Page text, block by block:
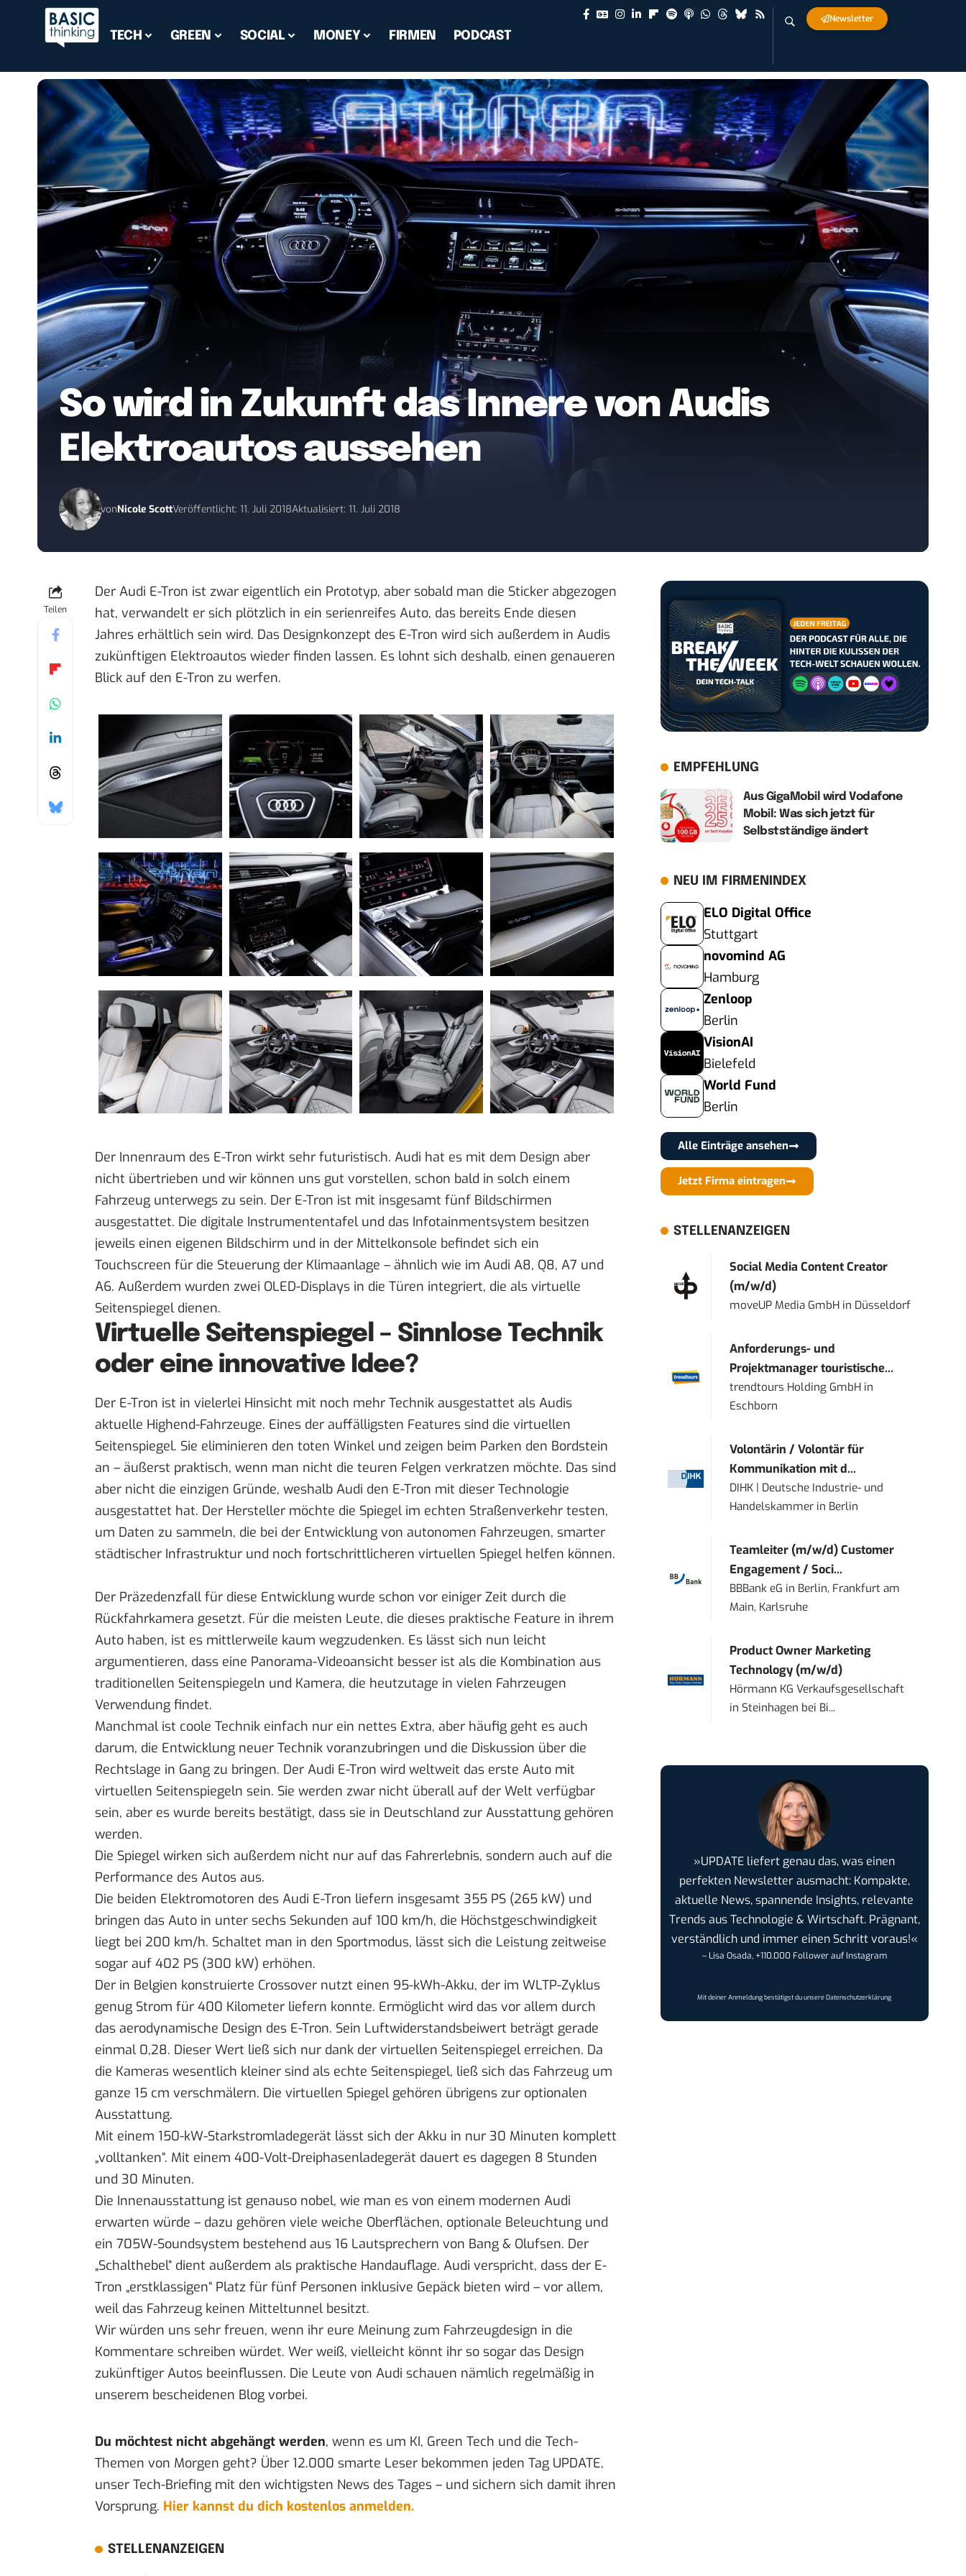
TECH GREEN SOCIAL MONEY FIRMEN PODCAST
Newsletter
So wird in Zukunft das Innere von Audis
Elektroautos aussehen
vonNicole ScottVeröffentlicht: 11. Juli 2018Aktualisiert: 11. Juli 2018
Teilen
Der Audi E-Tron ist zwar eigentlich ein Prototyp, aber sobald man die Sticker abgezogen
hat, verwandelt er sich plötzlich in ein serienreifes Auto, das bereits Ende diesen
Jahres erhältlich sein wird. Das Designkonzept des E-Tron wird sich außerdem in Audis
zukünftigen Elektroautos wieder finden lassen. Es lohnt sich deshalb, einen genaueren
Blick auf den E-Tron zu werfen.
Der Innenraum des E-Tron wirkt sehr futuristisch. Audi hat es mit dem Design aber
nicht übertrieben und wir können uns gut vorstellen, schon bald in solch einem
Fahrzeug unterwegs zu sein. Der E-Tron ist mit insgesamt fünf Bildschirmen
ausgestattet. Die digitale Instrumententafel und das Infotainmentsystem besitzen
jeweils einen eigenen Bildschirm und in der Mittelkonsole befindet sich ein
Touchscreen für die Steuerung der Klimaanlage – ähnlich wie im Audi A8, Q8, A7 und
A6. Außerdem wurden zwei OLED-Displays in die Türen integriert, die als virtuelle
Seitenspiegel dienen.
Virtuelle Seitenspiegel – Sinnlose Technik
oder eine innovative Idee?
Der E-Tron ist in vielerlei Hinsicht mit noch mehr Technik ausgestattet als Audis
aktuelle Highend-Fahrzeuge. Eines der auffälligsten Features sind die virtuellen
Seitenspiegel. Sie eliminieren den toten Winkel und zeigen beim Parken den Bordstein
an – äußerst praktisch, wenn man nicht die teuren Felgen verkratzen möchte. Das sind
aber nicht die einzigen Gründe, weshalb Audi den E-Tron mit dieser Technologie
ausgestattet hat. Der Hersteller möchte die Spiegel im echten Straßenverkehr testen,
um Daten zu sammeln, die bei der Entwicklung von autonomen Fahrzeugen, smarter
städtischer Infrastruktur und noch fortschrittlicheren virtuellen Spiegel helfen können.
Der Präzedenzfall für diese Entwicklung wurde schon vor einiger Zeit durch die
Rückfahrkamera gesetzt. Für die meisten Leute, die dieses praktische Feature in ihrem
Auto haben, ist es mittlerweile kaum wegzudenken. Es lässt sich nun leicht
argumentieren, dass eine Panorama-Videoansicht besser ist als die Kombination aus
traditionellen Seitenspiegeln und Kamera, die heutzutage in vielen Fahrzeugen
Verwendung findet.
Manchmal ist coole Technik einfach nur ein nettes Extra, aber häufig geht es auch
darum, die Entwicklung neuer Technik voranzubringen und die Diskussion über die
Rechtslage in Gang zu bringen. Der Audi E-Tron wird weltweit das erste Auto mit
virtuellen Seitenspiegeln sein. Sie werden zwar nicht überall auf der Welt verfügbar
sein, aber es wurde bereits bestätigt, dass sie in Deutschland zur Ausstattung gehören
werden.
Die Spiegel wirken sich außerdem nicht nur auf das Fahrerlebnis, sondern auch auf die
Performance des Autos aus.
Die beiden Elektromotoren des Audi E-Tron liefern insgesamt 355 PS (265 kW) und
bringen das Auto in unter sechs Sekunden auf 100 km/h, die Höchstgeschwindigkeit
liegt bei 200 km/h. Schaltet man in den Sportmodus, lässt sich die Leistung zeitweise
sogar auf 402 PS (300 kW) erhöhen.
Der in Belgien konstruierte Crossover nutzt einen 95-kWh-Akku, der im WLTP-Zyklus
genug Strom für 400 Kilometer liefern konnte. Ermöglicht wird das vor allem durch
das aerodynamische Design des E-Tron. Sein Luftwiderstandsbeiwert beträgt gerade
einmal 0,28. Dieser Wert ließ sich nur dank der virtuellen Seitenspiegel erreichen. Da
die Kameras wesentlich kleiner sind als echte Seitenspiegel, ließ sich das Fahrzeug um
ganze 15 cm verschmälern. Die virtuellen Spiegel gehören übrigens zur optionalen
Ausstattung.
Mit einem 150-kW-Starkstromladegerät lässt sich der Akku in nur 30 Minuten komplett
„volltanken“. Mit einem 400-Volt-Dreiphasenladegerät dauert es dagegen 8 Stunden
und 30 Minuten.
Die Innenausstattung ist genauso nobel, wie man es von einem modernen Audi
erwarten würde – dazu gehören viele weiche Oberflächen, optionale Beleuchtung und
ein 705W-Soundsystem bestehend aus 16 Lautsprechern von Bang & Olufsen. Der
„Schalthebel“ dient außerdem als praktische Handauflage. Audi verspricht, dass der E-
Tron „erstklassigen“ Platz für fünf Personen inklusive Gepäck bieten wird – vor allem,
weil das Fahrzeug keinen Mitteltunnel besitzt.
Wir würden uns sehr freuen, wenn ihr eure Meinung zum Fahrzeugdesign in die
Kommentare schreiben würdet. Wer weiß, vielleicht könnt ihr so sogar das Design
zukünftiger Autos beeinflussen. Die Leute von Audi schauen nämlich regelmäßig in
unserem bescheidenen Blog vorbei.
Du möchtest nicht abgehängt werden, wenn es um KI, Green Tech und die Tech-
Themen von Morgen geht? Über 12.000 smarte Leser bekommen jeden Tag UPDATE,
unser Tech-Briefing mit den wichtigsten News des Tages – und sichern sich damit ihren
Vorsprung. Hier kannst du dich kostenlos anmelden.
STELLENANZEIGEN
EMPFEHLUNG
Aus GigaMobil wird Vodafone
Mobil: Was sich jetzt für
Selbstständige ändert
NEU IM FIRMENINDEX
ELO Digital Office
Stuttgart
novomind AG
Hamburg
Zenloop
Berlin
VisionAI
Bielefeld
World Fund
Berlin
Alle Einträge ansehen
Jetzt Firma eintragen
STELLENANZEIGEN
Social Media Content Creator
(m/w/d)
moveUP Media GmbH in Düsseldorf
Anforderungs- und
Projektmanager touristische...
trendtours Holding GmbH in
Eschborn
Volontärin / Volontär für
Kommunikation mit d...
DIHK | Deutsche Industrie- und
Handelskammer in Berlin
Teamleiter (m/w/d) Customer
Engagement / Soci...
BBBank eG in Berlin, Frankfurt am
Main, Karlsruhe
Product Owner Marketing
Technology (m/w/d)
Hörmann KG Verkaufsgesellschaft
in Steinhagen bei Bi...
»UPDATE liefert genau das, was einen
perfekten Newsletter ausmacht: Kompakte,
aktuelle News, spannende Insights, relevante
Trends aus Technologie & Wirtschaft. Prägnant,
verständlich und immer einen Schritt voraus!«
– Lisa Osada, +110.000 Follower auf Instagram
Mit deiner Anmeldung bestätigst du unsereDatenschutzerklärung